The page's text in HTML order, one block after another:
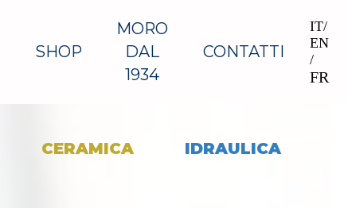
SHOP
MORO
DAL
1934
CONTATTI
IT/
EN
/
FR
CERAMICA IDRAULICA